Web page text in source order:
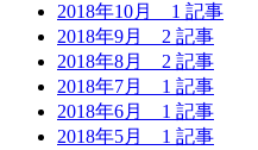
2018年10月 1 記事
2018年9月 2 記事
2018年8月 2 記事
2018年7月 1 記事
2018年6月 1 記事
2018年5月 1 記事